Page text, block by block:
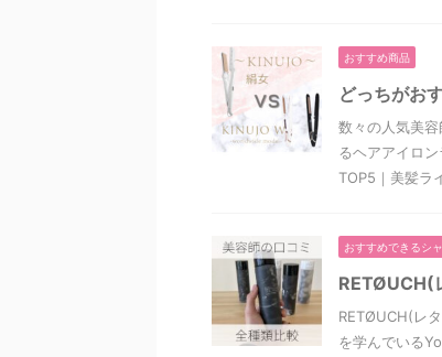
おすすめ商品
どっちがお
数々の人気美
るヘアアイロ
TOP5｜美髪ラ
おすすめできるシ
RETØUCH(
RETØUCH(レ
を学んでいる